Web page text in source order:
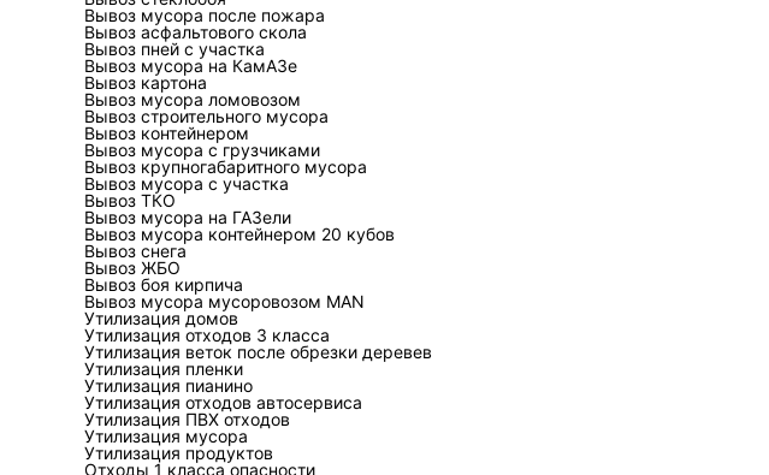
К опасным и требующим отдельной сдачи обычно
кабель, блоки питания и приборы чаще принимают по
сортировка с отделением опасных позиций, далее —
Критичная деталь процесса — не скорость, а контроль
перекрывать проход. При наличии тяжёлых узлов
Вывоз мусора после пожара
Вывоз асфальтового скола
Вывоз пней с участка
Вывоз мусора на КамАЗе
Вывоз картона
Вывоз мусора ломовозом
Вывоз строительного мусора
Вывоз контейнером
Вывоз мусора с грузчиками
Вывоз крупногабаритного мусора
Вывоз мусора с участка
Вывоз ТКО
Вывоз мусора на ГАЗели
Вывоз мусора контейнером 20 кубов
Вывоз снега
Вывоз ЖБО
Вывоз боя кирпича
Вывоз мусора мусоровозом MAN
Утилизация домов
Утилизация отходов 3 класса
Утилизация веток после обрезки деревев
Утилизация пленки
Утилизация пианино
Утилизация отходов автосервиса
Утилизация ПВХ отходов
Утилизация мусора
Утилизация продуктов
Отходы 1 класса опасности